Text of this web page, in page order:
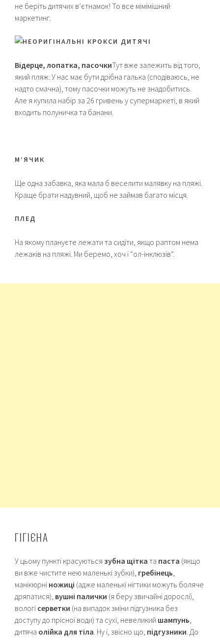
не беріть дитячих в’єтнамок! То все мімімішний
маркетинг.
Відерце, лопатка, пасочкиТут вже залежить від того,
який пляж. У нас має бути дрібна галька (сподіваюсь, не
надто смачна), тому пасочки можуть не знадобитись.
Але я купила набір за 26 гривень у супермаркеті, в який
входить полуничка та банани.
М’ЯЧИК
Ще одна забавка, яка мала б веселити малявку на пляжі.
Краще брати надувний, щоб не займав багато місця.
ПЛЕД
На якому плануєте лежати та сидіти, якщо раптом нема
лежаків на пляжі. Ми беремо, хоч і “ол-інклюзів”.
ГІГІЄНА
У цьому пункті красуються зубна щітка та паста (якщо
ви вже чистите нею маленькі зубки), гребінець,
манікюрні ножиці (адже маленькі нігтики можуть боляче
дряпатися), вушні палички (я беру звичайні дорослі),
вологі серветки (на випадок зміни підгузника без
доступу до прісної води) та сухі, невеликий шампунь,
дитяча олійка для тіла. Ну і, звісно що, підгузники. До